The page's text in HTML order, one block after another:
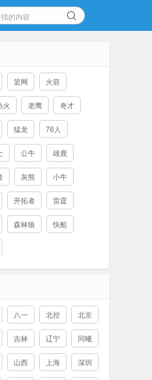
篮网 火箭
火 老鹰 奇才
猛龙 76人
公牛 雄鹿
灰熊 小牛
开拓者 雷霆
森林狼 快船
八一 北控 北京
吉林 辽宁 同曦
山西 上海 深圳